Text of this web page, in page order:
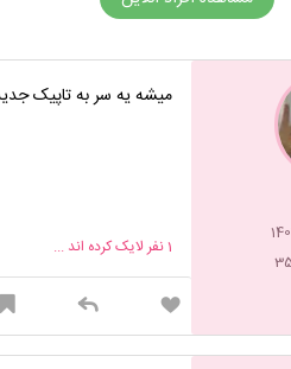
میشه یه سر به تاپیک
1نفر لایک کرده اند ...